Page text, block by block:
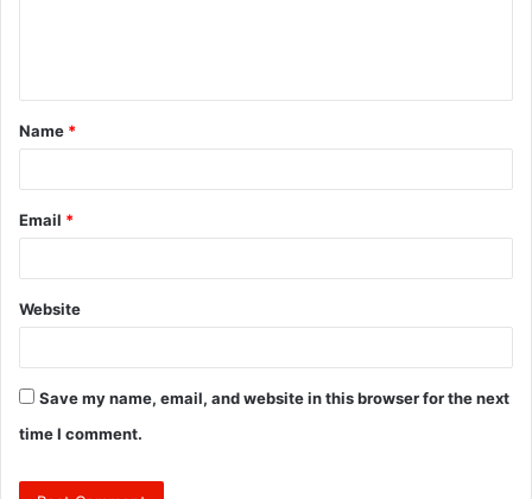
t
*
Name *
Email *
Website
Save my name, email, and website in this browser for the next
time I comment.